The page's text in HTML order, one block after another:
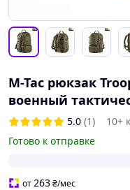
M-Tac рюкзак
военный
5.0 (1)
10+
Готово к отправке
от263₴/мес